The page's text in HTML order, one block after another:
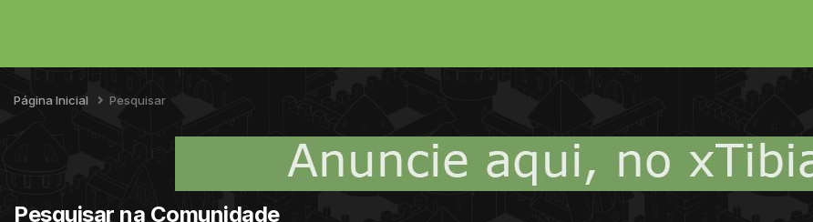
Página Inicial Pesquisar
Pesquisar na Comunidade